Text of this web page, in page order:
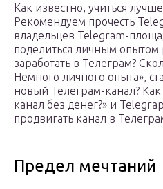
Как известно, учиться
Рекомендуем прочесть
владельцев Telegram-
поделиться личным опытом
заработать в Телеграм?
Немного личного опыта»,
новый Телеграм-канал?
канал без денег?» и
продвигать канал в
Предел мечтаний